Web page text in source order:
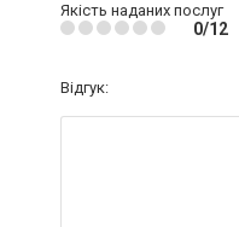
Якість наданих послуг
0/12
Відгук: